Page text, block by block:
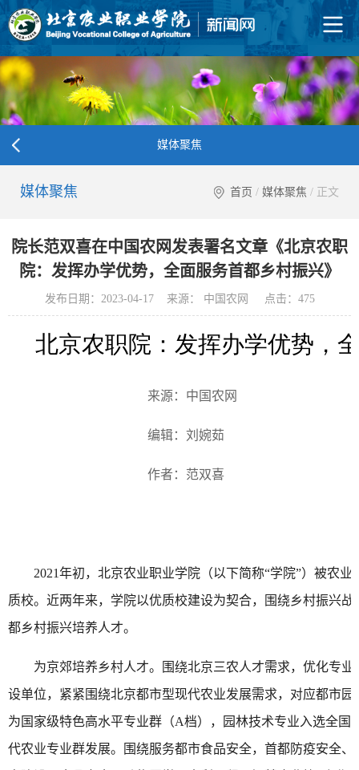
媒体聚焦
媒体聚焦 首页 / 媒体聚焦 / 正文
院长范双喜在中国农网发表署名文章《北京农职
院：发挥办学优势，全面服务首都乡村振兴》
发布日期：2023-04-17 来源： 中国农网 点击： 475
北京农职院：发挥办学优势，
来源：中国农网
编辑：刘婉茹
作者：范双喜
2021年初，北京农业职业学院（以下简称“学院”）被农
质校。近两年来，学院以优质校建设为契合，围绕乡村振兴
都乡村振兴培养人才。
为京郊培养乡村人才。围绕北京三农人才需求，优化专
设单位，紧紧围绕北京都市型现代农业发展需求，对应都市
为国家级特色高水平专业群（A档），园林技术专业入选全国
代农业专业群发展。围绕服务都市食品安全，首都防疫安全